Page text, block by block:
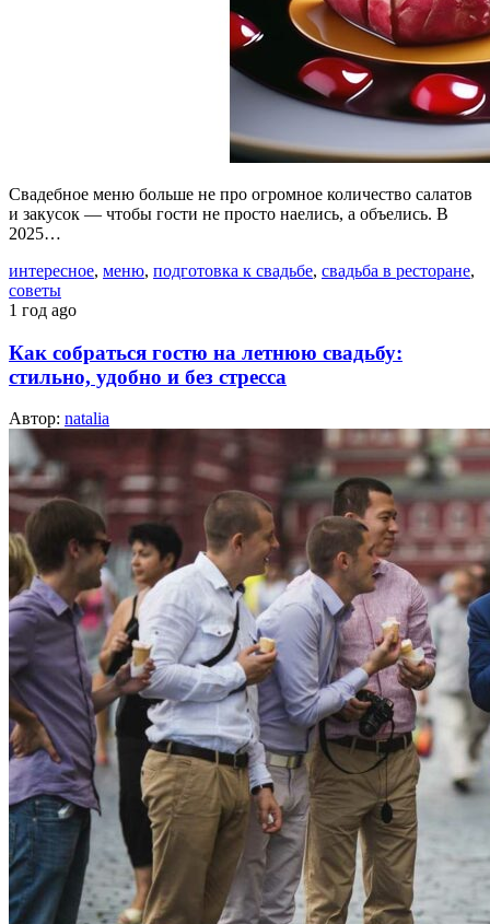
Свадебное меню больше не про огромное количество салатов
и закусок — чтобы гости не просто наелись, а объелись. В
2025…
интересное, меню, подготовка к свадьбе, свадьба в ресторане,
советы
1 год ago
Как собраться гостю на летнюю свадьбу:
стильно, удобно и без стресса
Автор: natalia